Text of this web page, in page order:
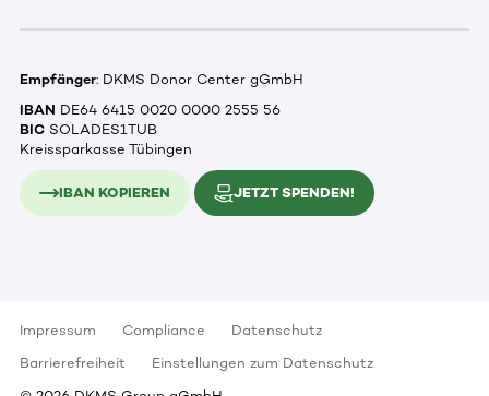
Empfänger: DKMS Donor Center gGmbH
IBAN DE64 6415 0020 0000 2555 56
BIC SOLADES1TUB
Kreissparkasse Tübingen
IBAN KOPIEREN JETZT SPENDEN!
Impressum Compliance
Datenschutz
Barrierefreiheit
Einstellungen zum Datenschutz